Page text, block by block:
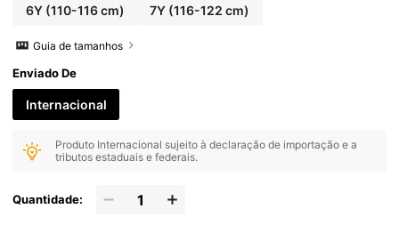
6Y(110-116 cm) 7Y (116-122 cm)
Guia de tamanhos
Enviado De
Internacional
Produto Internacional sujeito à declaração de importação e a
tributos estaduais e federais.
Quantidade: